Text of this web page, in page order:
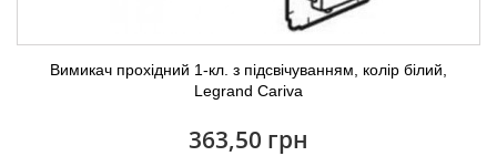
Вимикач прохідний 1-кл. з підсвічуванням, колір білий,
Legrand Cariva
363,50 грн